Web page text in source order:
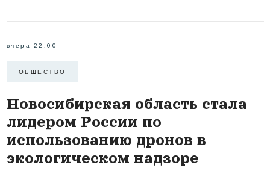
вчера 22:00
ОБЩЕСТВО
Новосибирская область стала
лидером России по
использованию дронов в
экологическом надзоре